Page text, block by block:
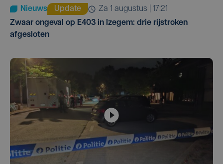
Nieuws Update
za 1 augustus | 17:21
Zwaar ongeval op E403 in Izegem: drie rijstroken
afgesloten